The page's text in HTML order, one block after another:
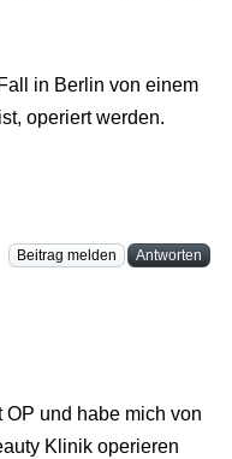
in Berlin von einem
operiert werden.
Beitrag melden Antworten
und habe mich von
Klinik operieren